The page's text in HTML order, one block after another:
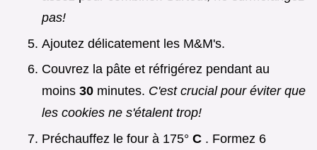
pas!
Ajoutez délicatement les M&M's.
Couvrez la pâte et réfrigérez pendant au
moins 30 minutes. C'est crucial pour éviter que
les cookies ne s'étalent trop!
Préchauffez le four à 175° C . Formez 6